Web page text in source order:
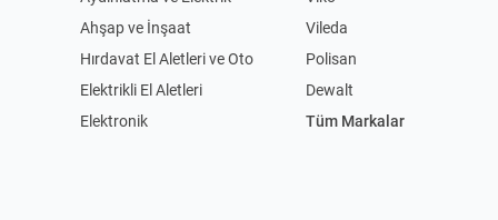
Ahşap ve İnşaat
Hırdavat El Aletleri ve Oto
Elektrikli El Aletleri
Elektronik
Vileda
Polisan
Dewalt
Tüm Markalar